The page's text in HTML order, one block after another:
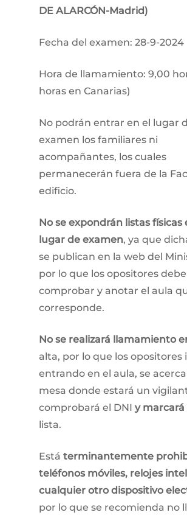
DE ALARCÓN-Madrid)
Fecha del examen: 28-9-2024
Hora de llamamiento: 9,00
horas en Canarias)
No podrán entrar en el lugar
examen los familiares ni
acompañantes, los cuales
permanecerán fuera de la
edificio.
No se expondrán listas físicas
lugar de examen, ya que
se publican en la web del
por lo que los opositores
comprobar y anotar el aula
corresponde.
No se realizará llamamiento
alta, por lo que los opositores
entrando en el aula, se
mesa donde estará un
comprobará el DNIy marcará
lista.
Estáterminantemente
teléfonos móviles, relojes
cualquier otro dispositivo
por lo que se recomienda no